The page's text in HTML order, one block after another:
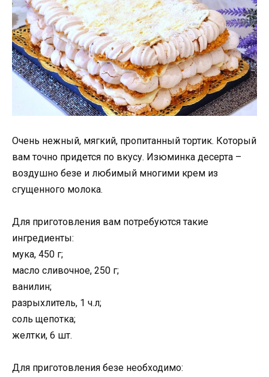
Очень нежный, мягкий, пропитанный тортик. Который
вам точно придется по вкусу. Изюминка десерта –
воздушно безе и любимый многими крем из
сгущенного молока.
Для приготовления вам потребуются такие
ингредиенты:
мука, 450 г;
масло сливочное, 250 г;
ванилин;
разрыхлитель, 1 ч.л;
соль щепотка;
желтки, 6 шт.
Для приготовления безе необходимо: